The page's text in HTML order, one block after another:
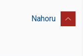
Nahoru